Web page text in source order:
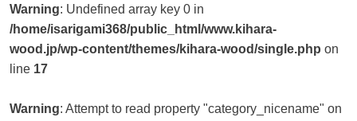
Warning: Undefined array key 0 in
/home/isarigami368/public_html/www.kihara-
wood.jp/wp-content/themes/kihara-wood/single.php on
line 17
Warning: Attempt to read property "category_nicename" on